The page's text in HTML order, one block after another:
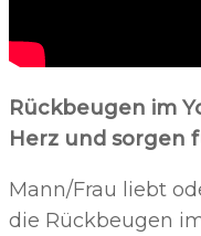
Rückbeugen im
Herz und sorgen
Mann/Frau liebt
die Rückbeugen